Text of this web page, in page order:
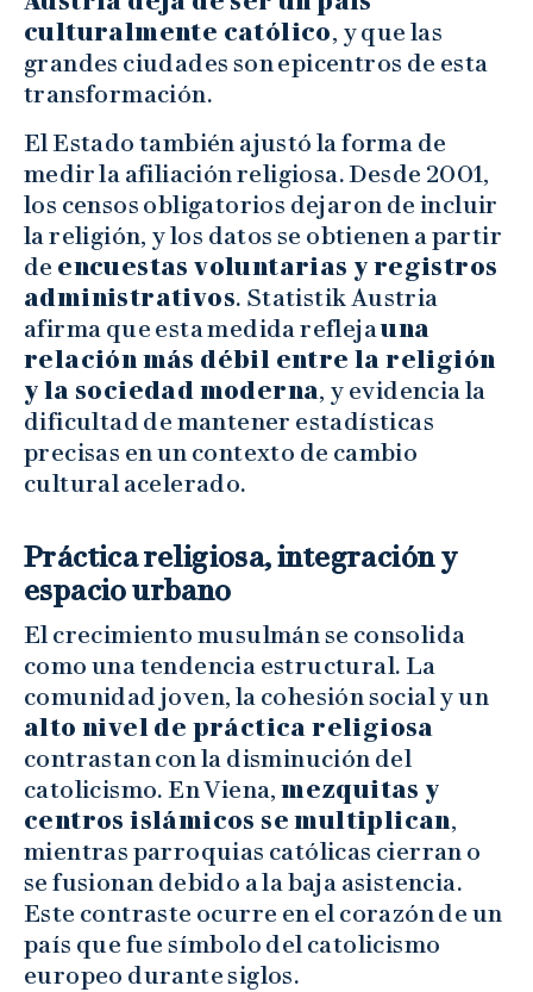
culturalmente católico, y que las
grandes ciudades son epicentros de esta
transformación.
El Estado también ajustó la forma de
medir la afiliación religiosa. Desde 2001,
los censos obligatorios dejaron de incluir
la religión, y los datos se obtienen a partir
de encuestas voluntarias y registros
administrativos. Statistik Austria
afirma que esta medida reflejauna
relación más débil entre la religión
y la sociedad moderna, y evidencia la
dificultad de mantener estadísticas
precisas en un contexto de cambio
cultural acelerado.
Práctica religiosa, integración y
espacio urbano
El crecimiento musulmán se consolida
como una tendencia estructural. La
comunidad joven, la cohesión social y un
alto nivel de práctica religiosa
contrastan con la disminución del
catolicismo. En Viena,mezquitas y
centros islámicos se multiplican,
mientras parroquias católicas cierran o
se fusionan debido a la baja asistencia.
Este contraste ocurre en el corazón de un
país que fue símbolo del catolicismo
europeo durante siglos.